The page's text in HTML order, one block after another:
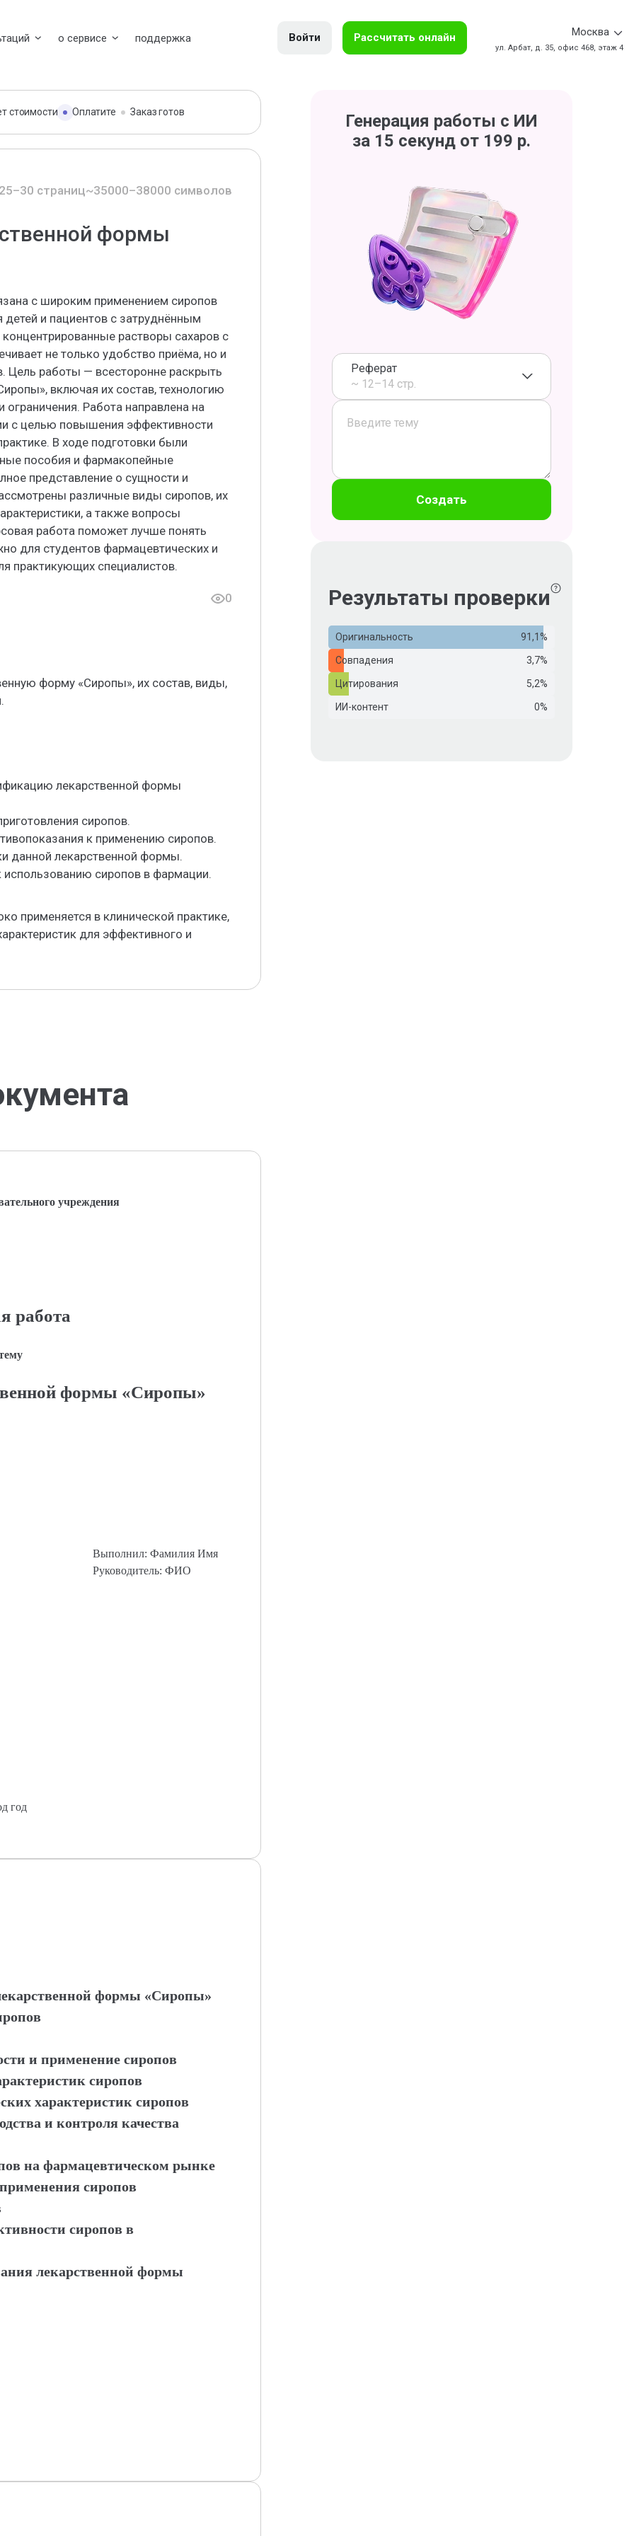
о сервисе поддержка Войти Рассчитать онлайн Москва
ул. Арбат, д. 35, офис 468, этаж 4
стоимости Оплатите Заказ готов
страниц~35000–38000 символов
формы
с широким применением сиропов
и пациентов с затруднённым
растворы сахаров с
не только удобство приёма, но и
Цель работы — всесторонне раскрыть
включая их состав, технологию
Работа направлена на
с целью повышения эффективности
В ходе подготовки были
пособия и фармакопейные
представление о сущности и
различные виды сиропов, их
а также вопросы
работа поможет лучше понять
для студентов фармацевтических и
практикующих специалистов.
0
форму «Сиропы», их состав, виды,
лекарственной формы
сиропов.
к применению сиропов.
данной лекарственной формы.
сиропов в фармации.
применяется в клинической практике,
для эффективного и
учреждения
работа
формы «Сиропы»
Выполнил: Фамилия Имя
Руководитель: ФИО
год
формы «Сиропы»
и применение сиропов
сиропов
характеристик сиропов
и контроля качества
на фармацевтическом рынке
сиропов
сиропов в
лекарственной формы
Генерация работы с ИИ
за 15 секунд от 199 р.
Реферат
~ 12–14 стр.
Создать
Результаты проверки
Оригинальность 91,1%
Совпадения 3,7%
Цитирования 5,2%
ИИ-контент 0%